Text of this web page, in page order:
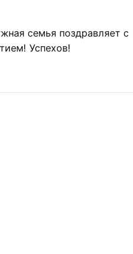
семья поздравляет с
Успехов!